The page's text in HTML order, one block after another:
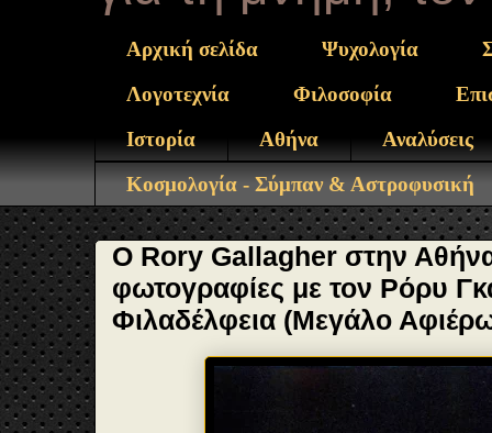
Αρχική σελίδα Ψυχολογία
Λογοτεχνία
Φιλοσοφία
Ιστορία
Αθήνα
Αναλύσεις
Κοσμολογία - Σύμπαν & Αστροφυσική
Ο Rory Gallagher στην
φωτογραφίες με τον Ρόρυ
Φιλαδέλφεια (Μεγάλο